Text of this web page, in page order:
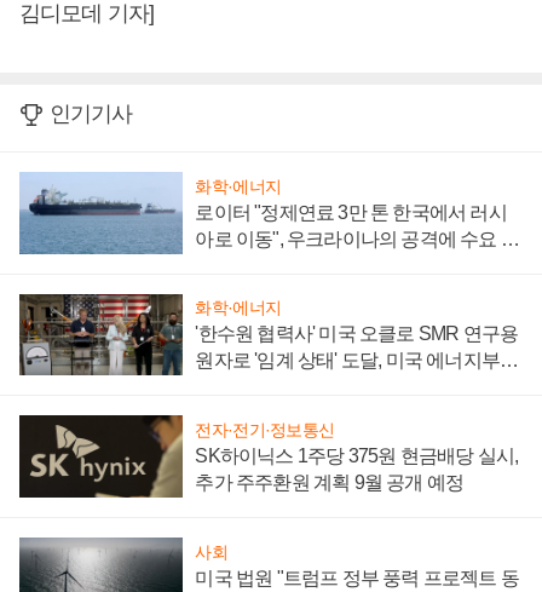
김디모데 기자]
인기기사
화학·에너지
로이터 "정제연료 3만 톤 한국에서 러시
아로 이동", 우크라이나의 공격에 수요 늘
화학·에너지
'한수원 협력사' 미국 오클로 SMR 연구용
원자로 '임계 상태' 도달, 미국 에너지부
전자·전기·정보통신
SK하이닉스 1주당 375원 현금배당 실시,
추가 주주환원 계획 9월 공개 예정
사회
미국 법원 "트럼프 정부 풍력 프로젝트 동